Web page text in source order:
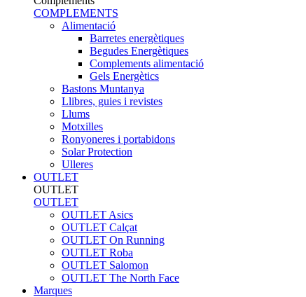
COMPLEMENTS
Alimentació
Barretes energètiques
Begudes Energètiques
Complements alimentació
Gels Energètics
Bastons Muntanya
Llibres, guies i revistes
Llums
Motxilles
Ronyoneres i portabidons
Solar Protection
Ulleres
OUTLET
OUTLET
OUTLET
OUTLET Asics
OUTLET Calçat
OUTLET On Running
OUTLET Roba
OUTLET Salomon
OUTLET The North Face
Marques